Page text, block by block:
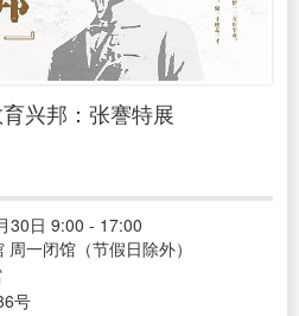
兴邦：张謇特展
30日 9:00 - 17:00
一闭馆（节假日除外）
号